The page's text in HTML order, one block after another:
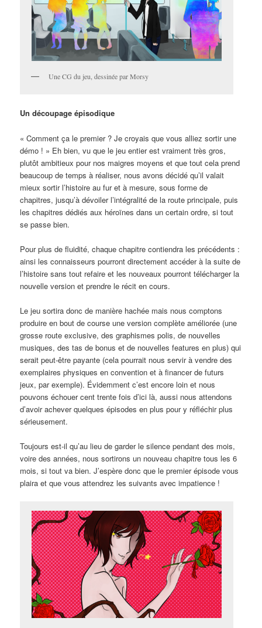
Une CG du jeu, dessinée par Morsy
Un découpage épisodique
« Comment ça le premier ? Je croyais que vous alliez sortir une
démo ! » Eh bien, vu que le jeu entier est vraiment très gros,
plutôt ambitieux pour nos maigres moyens et que tout cela prend
beaucoup de temps à réaliser, nous avons décidé qu’il valait
mieux sortir l’histoire au fur et à mesure, sous forme de
chapitres, jusqu’à dévoiler l’intégralité de la route principale, puis
les chapitres dédiés aux héroïnes dans un certain ordre, si tout
se passe bien.
Pour plus de fluidité, chaque chapitre contiendra les précédents :
ainsi les connaisseurs pourront directement accéder à la suite de
l’histoire sans tout refaire et les nouveaux pourront télécharger la
nouvelle version et prendre le récit en cours.
Le jeu sortira donc de manière hachée mais nous comptons
produire en bout de course une version complète améliorée (une
grosse route exclusive, des graphismes polis, de nouvelles
musiques, des tas de bonus et de nouvelles features en plus) qui
serait peut-être payante (cela pourrait nous servir à vendre des
exemplaires physiques en convention et à financer de futurs
jeux, par exemple). Évidemment c’est encore loin et nous
pouvons échouer cent trente fois d’ici là, aussi nous attendons
d’avoir achever quelques épisodes en plus pour y réfléchir plus
sérieusement.
Toujours est-il qu’au lieu de garder le silence pendant des mois,
voire des années, nous sortirons un nouveau chapitre tous les 6
mois, si tout va bien. J’espère donc que le premier épisode vous
plaira et que vous attendrez les suivants avec impatience !